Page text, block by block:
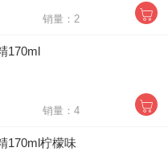
销量：2
170ml
销量：4
170ml柠檬味